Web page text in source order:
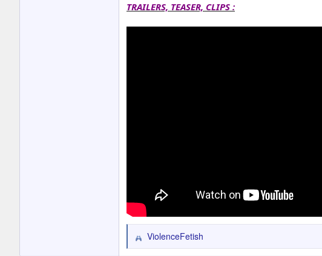
TRAILERS, TEASER, CLIPS :
R
e
ViolenceFetish